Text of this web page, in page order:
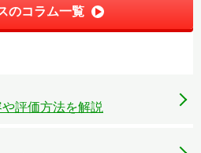
のコラム一覧
評価方法を解説